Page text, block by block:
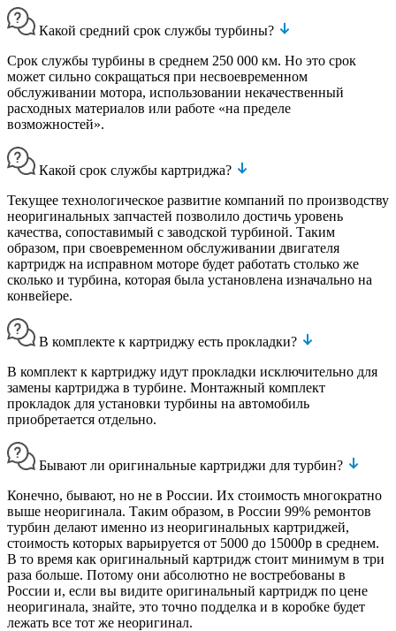
Какой средний срок службы турбины?
Срок службы турбины в среднем 250 000 км. Но это срок
может сильно сокращаться при несвоевременном
обслуживании мотора, использовании некачественный
расходных материалов или работе «на пределе
возможностей».
Какой срок службы картриджа?
Текущее технологическое развитие компаний по производству
неоригинальных запчастей позволило достичь уровень
качества, сопоставимый с заводской турбиной. Таким
образом, при своевременном обслуживании двигателя
картридж на исправном моторе будет работать столько же
сколько и турбина, которая была установлена изначально на
конвейере.
В комплекте к картриджу есть прокладки?
В комплект к картриджу идут прокладки исключительно для
замены картриджа в турбине. Монтажный комплект
прокладок для установки турбины на автомобиль
приобретается отдельно.
Бывают ли оригинальные картриджи для турбин?
Конечно, бывают, но не в России. Их стоимость многократно
выше неоригинала. Таким образом, в России 99% ремонтов
турбин делают именно из неоригинальных картриджей,
стоимость которых варьируется от 5000 до 15000р в среднем.
В то время как оригинальный картридж стоит минимум в три
раза больше. Потому они абсолютно не востребованы в
России и, если вы видите оригинальный картридж по цене
неоригинала, знайте, это точно подделка и в коробке будет
лежать все тот же неоригинал.